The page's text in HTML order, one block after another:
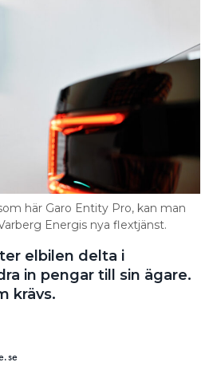
här Garo Entity Pro, kan man
Energis nya flextjänst.
elbilen delta i
in pengar till sin ägare.
krävs.